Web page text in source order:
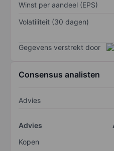
Winst per aandeel (EPS)
Volatiliteit (30 dagen)
Gegevens verstrekt door
Consensus analisten
Advies
Advies
Kopen